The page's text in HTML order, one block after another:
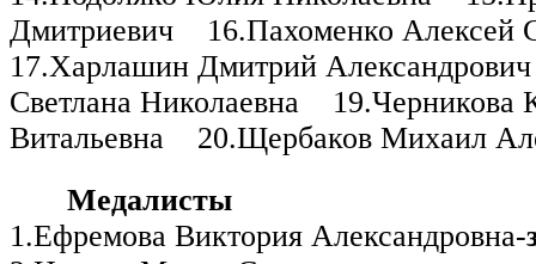
Дмитриевич
16.Пахоменко Алексей
17.Харлашин Дмитрий Александрович
Светлана Николаевна
19.Черникова
Витальевна
20.Щербаков Михаил
Медалисты
1.Ефремова Виктория Александровна-